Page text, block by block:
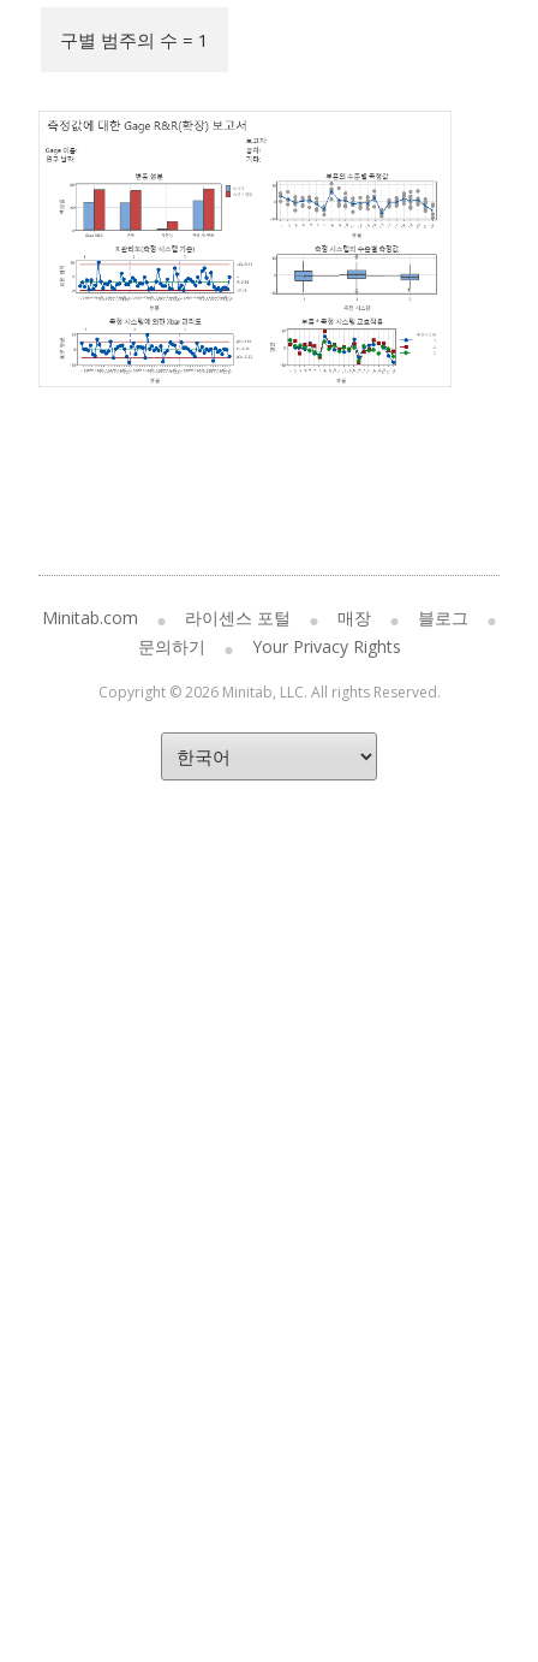
구별 범주의 수 = 1
Minitab.com 라이센스 포털 매장
블로그
문의하기
Your Privacy Rights
Copyright © 2026 Minitab, LLC. All rights Reserved.